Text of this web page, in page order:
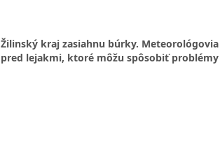
Žilinský kraj zasiahnu búrky.
pred lejakmi, ktoré môžu spôsobiť problémy